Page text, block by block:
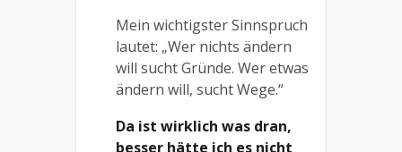
Mein wichtigster Sinnspruch
lautet: „Wer nichts ändern
will sucht Gründe. Wer etwas
ändern will, sucht Wege.“
Da ist wirklich was dran,
besser hätte ich es nicht